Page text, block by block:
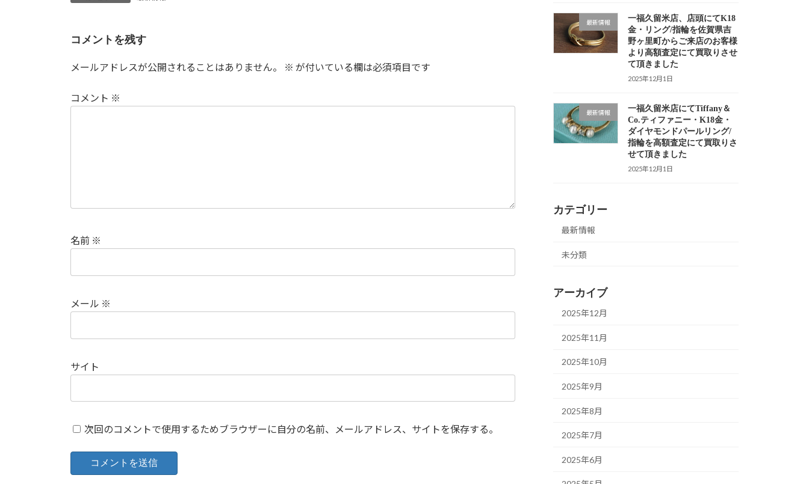
コメントを残す
メールアドレスが公開されることはありません。 ※ が付いている欄は必須項目です
コメント ※
名前 ※
メール ※
サイト
次回のコメントで使用するためブラウザーに自分の名前、メールアドレス、サイトを保存する。
最新情報
一福久留米店、店頭にてK18
金・リング/指輪を佐賀県吉
野ヶ里町からご来店のお客様
より高額査定にて買取りさせ
て頂きました
2025年12月1日
最新情報
一福久留米店にてTiffany＆
Co.ティファニー・K18金・
ダイヤモンドパールリング/
指輪を高額査定にて買取りさ
せて頂きました
2025年12月1日
カテゴリー
最新情報
未分類
アーカイブ
2025年12月
2025年11月
2025年10月
2025年9月
2025年8月
2025年7月
2025年6月